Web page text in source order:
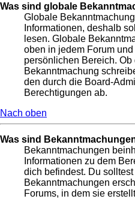
Was sind globale
Globale
Informationen, deshalb
lesen. Globale
oben in jedem Forum
persönlichen Bereich.
Bekanntmachung
den durch die Board-
Berechtigungen ab.
Nach oben
Was sind
Bekanntmachungen
Informationen zu dem
dich befindest. Du
Bekanntmachungen
Forums, in dem sie